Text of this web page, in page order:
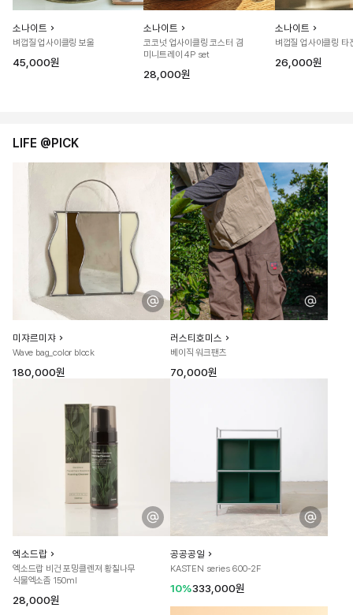
소나이트
벼껍질 업사이클링 보울
45,000원
소나이트
코코넛 업사이클링 코스터 겸
미니트레이 4P set
28,000원
소나이트
벼껍질 업사이클링 타
26,000원
LIFE @PICK
미쟈르미쟈
Wave bag_color block
180,000원
러스티호미스
베이직 워크팬츠
70,000원
엑소드랍
엑소드랍 비건 포밍클렌져 황칠나무
식물엑소좀 150ml
28,000원
공공공일
KASTEN series 600-2F
10%333,000원